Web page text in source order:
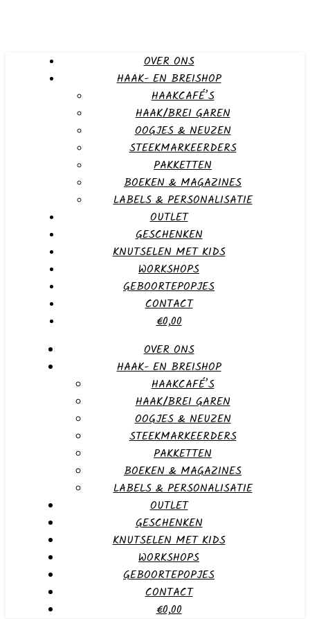
OVER ONS
HAAK- EN BREISHOP
HAAKCAFÉ’S
HAAK/BREI GAREN
OOGJES & NEUZEN
STEEKMARKEERDERS
PAKKETTEN
BOEKEN & MAGAZINES
LABELS & PERSONALISATIE
OUTLET
GESCHENKEN
KNUTSELEN MET KIDS
WORKSHOPS
GEBOORTEPOPJES
CONTACT
€0,00
OVER ONS
HAAK- EN BREISHOP
HAAKCAFÉ’S
HAAK/BREI GAREN
OOGJES & NEUZEN
STEEKMARKEERDERS
PAKKETTEN
BOEKEN & MAGAZINES
LABELS & PERSONALISATIE
OUTLET
GESCHENKEN
KNUTSELEN MET KIDS
WORKSHOPS
GEBOORTEPOPJES
CONTACT
€0,00